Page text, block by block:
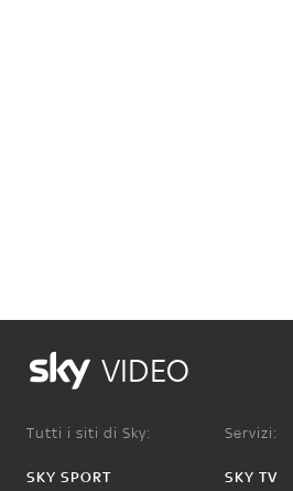
VIDEO
Tutti i siti di Sky:
SKY SPORT
Servizi:
SKY TV